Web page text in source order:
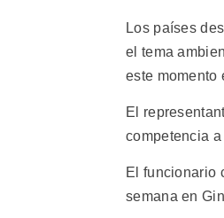
Los países
el tema
este momento
El
competencia
El funcionario
semana en